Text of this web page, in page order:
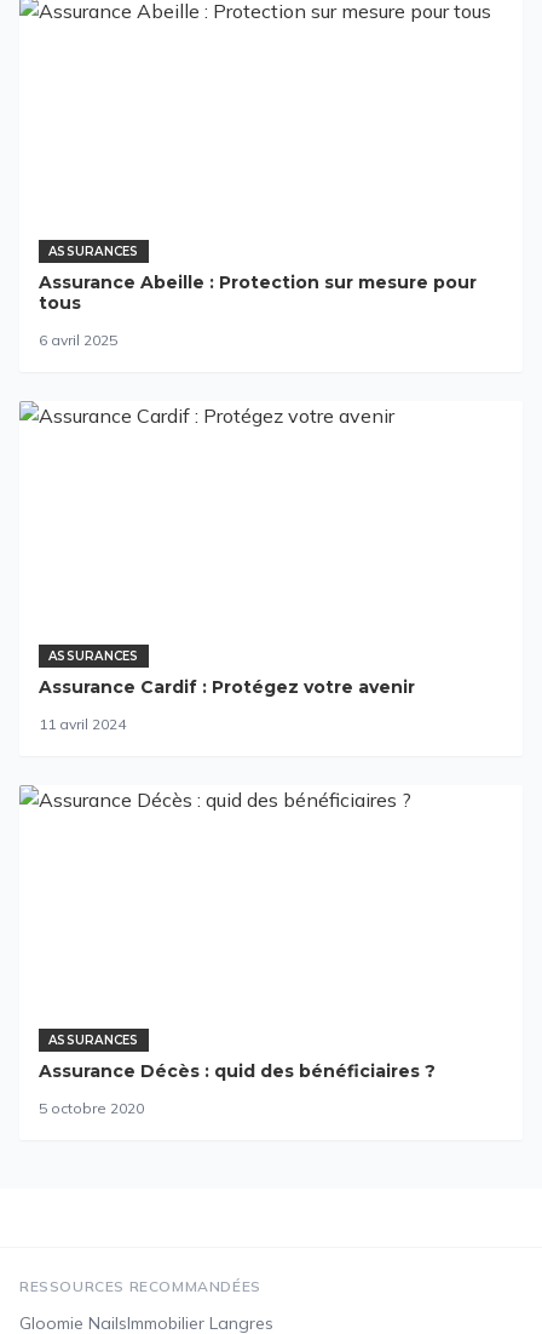
ASSURANCES
Assurance Abeille : Protection sur mesure pour
tous
6 avril 2025
ASSURANCES
Assurance Cardif : Protégez votre avenir
11 avril 2024
ASSURANCES
Assurance Décès : quid des bénéficiaires ?
5 octobre 2020
RESSOURCES RECOMMANDÉES
Gloomie NailsImmobilier Langres